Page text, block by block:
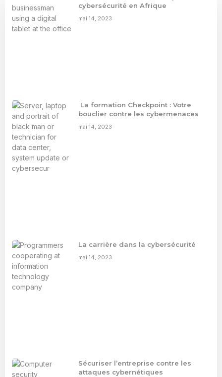
cybersécurité en Afrique
mai 14, 2023
La formation Checkpoint : Votre
bouclier contre les cybermenaces
mai 14, 2023
La carrière dans la cybersécurité
mai 14, 2023
Sécuriser l’entreprise contre les
attaques cybernétiques